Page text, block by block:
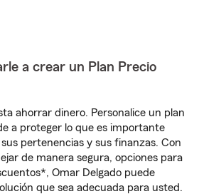
a crear un Plan Precio
ahorrar dinero. Personalice un plan
a proteger lo que es importante
pertenencias y sus finanzas. Con
de manera segura, opciones para
Omar Delgado puede
que sea adecuada para usted.